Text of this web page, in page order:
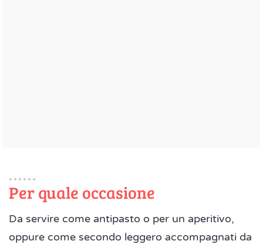
Per quale occasione
Da servire come antipasto o per un aperitivo,
oppure come secondo leggero accompagnati da